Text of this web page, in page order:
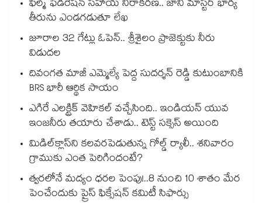
ఫిల్మ్ ఫెడరేషన్ సహాయ నిరాకరణ.. జానీ మాస్టర్ భార్య
తీరును ఎండగడుతూ లేఖ
జూరాల 32 గేట్లు ఓపెన్.. శ్రీశైలం ప్రాజెక్టుకు నీరు
విడుదల
దివంగత మాజీ ఎమ్మెల్యే పెద్ద సుదర్శన్ రెడ్డి కుటుంబానికి
BRS భారీ ఆర్థిక సాయం
ఎగిరే ఎలక్ట్రిక్ వెహికల్ వచ్చేసింది.. ఇండియన్ యువ
ఇంజనీరు తయారు చేశాడు.. టెస్ట్ సక్సెస్ అయింది
మిడిల్‌క్లాస్‌ని కలవరపెడుతున్న గోల్డ్ ర్యాలీ.. శనివారం
గ్రాముకు ఎంత పెరిగిందంటే?
త్వరలోనే మద్యం ధ‌‌ర‌‌ల పెంపు!..8 నుంచి 10 శాతం మేర
పెంచేందుకు ప్రైస్ ఫిక్సేష‌‌న్ క‌‌మిటీ సిఫార్సు